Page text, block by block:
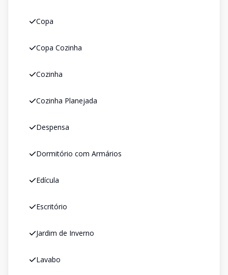
Copa
Copa Cozinha
Cozinha
Cozinha Planejada
Despensa
Dormitório com Armários
Edícula
Escritório
Jardim de Inverno
Lavabo